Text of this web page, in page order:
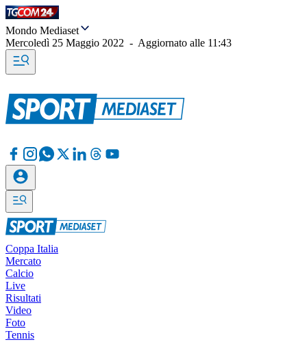
Mondo Mediaset
Mercoledì 25 Maggio 2022 - Aggiornato alle 11:43
Coppa Italia
Mercato
Calcio
Live
Risultati
Video
Foto
Tennis